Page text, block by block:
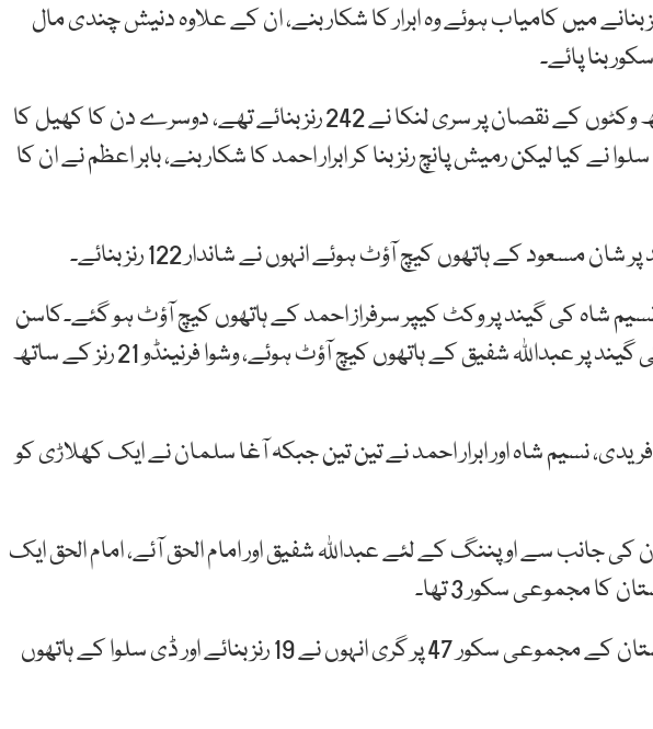
میتھیوز اچھا کھیلے اور 64 رنز بنانے میں کامیاب ہوئے وہ ابرار کا شکار بنے، ان کے علاوہ دنیش چندی مال
پہلے دن کے کھیل کے اختتام پر چھ وکٹوں کے نقصان پر سری لنکا نے 242 رنز بنائے تھے، دوسرے دن کا کھیل کا
کیا لیکن رمیش پانچ رنز بنا کر ابرار احمد کا شکار بنے، بابر اعظم نے ان کا
مسعود کے ہاتھوں کیچ آؤٹ ہوئے انہوں نے شاندار 122 رنز بنائے۔
نسیم شاہ کی گیند پر وکٹ کیپر سرفراز احمد کے ہاتھوں کیچ آؤٹ ہو گئے۔کاسن
راجیتھا نے 8 رنز بنائے اور ابرار احمد کی گیند پر عبداللہ شفیق کے ہاتھوں کیچ آؤٹ ہوئے، وشوا فرنینڈو 21 رنز کے ساتھ
نسیم شاہ اور ابرار احمد نے تین تین جبکہ آغا سلمان نے ایک کھلاڑی کو
جانب سے اوپننگ کے لئے عبداللہ شفیق اور امام الحق آئے، امام الحق ایک
کا مجموعی سکور 3 تھا۔
عبداللہ شفیق کی دوسری وکٹ پاکستان کے مجموعی سکور 47 پر گری انہوں نے 19 رنز بنائے اور ڈی سلوا کے ہاتھوں